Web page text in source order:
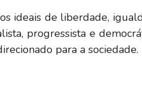
ideais de liberdade,
progressista e
para a sociedade.